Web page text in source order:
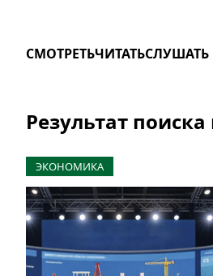
СМОТРЕТЬЧИТАТЬСЛУШАТЬ
Результат
ЭКОНОМИКА